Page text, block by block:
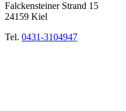
Falckensteiner Strand 15
24159 Kiel
Tel. 0431-3104947